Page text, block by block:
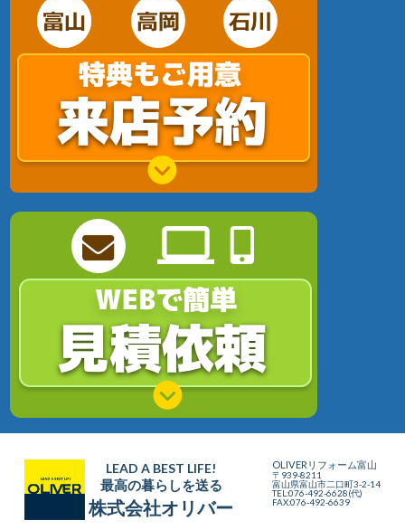
LEAD A BEST LIFE!
最高の暮らしを送る
株式会社オリバー
OLIVERリフォーム富山
〒939-8211
富山県富山市二口町3-2-14
TEL:076-492-6628(代)
FAX:076-492-6639